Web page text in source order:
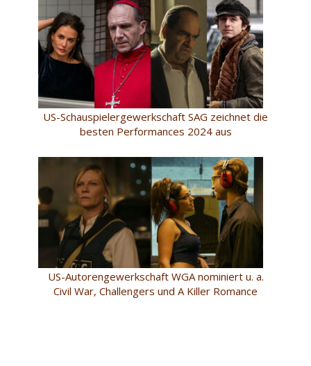
US-Schauspielergewerkschaft SAG zeichnet die
besten Performances 2024 aus
US-Autorengewerkschaft WGA nominiert u. a.
Civil War, Challengers und A Killer Romance